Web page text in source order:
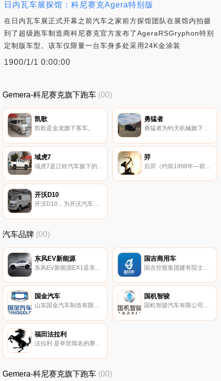
日内瓦车展探馆：科尼赛克Agera特别版
在日内瓦车展正式开幕之前汽车之家前方探馆团队在展馆内拍摄
到了超级跑车制造商科尼赛克官方发布了AgeraRSGryphon特别
定制版车型。该车仅限量一台车身多处采用24K金涂装
1900/1/1 0:00:00
Gemera-科尼赛克旗下跑车 (00)
凯歌
凯歌是金龙旗下客车。
勇猛者
勇猛者为钧天机械旗下大型SUV 勇猛者配置参数 厂商指导价：85.80-118.
域虎7 羿
开沃D10
开沃D10，为开沃汽车旗下纯电动轻客，续航里程305.0km。
汽车品牌 (00)
东风EV新能源
东风EV新能源EX1是东风汽车于2022年发布的汽车。
国吉商用车
国金汽车
山东国金汽车制造有限公司，于2016年01月13日在淄博市工商行政管理局高新区分局登记成立。
国机智骏
国机智骏汽车有限公司（以下简称‘国机智骏’）成立于2017年 注册资本8亿元。
福田法拉利
法拉利 是举世闻名的赛车和运动跑车的生产厂家，总部位于意大利马拉内罗（Maranello）。
Gemera-科尼赛克旗下跑车 (00)